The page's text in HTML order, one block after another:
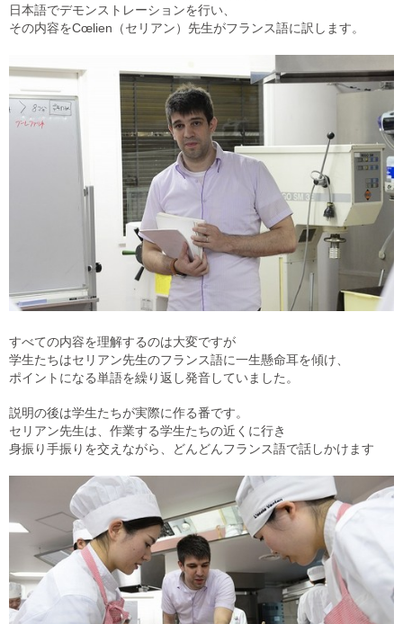
日本語でデモンストレーションを行い、
その内容をCœlien（セリアン）先生がフランス語に訳します。
すべての内容を理解するのは大変ですが
学生たちはセリアン先生のフランス語に一生懸命耳を傾け、
ポイントになる単語を繰り返し発音していました。
説明の後は学生たちが実際に作る番です。
セリアン先生は、作業する学生たちの近くに行き
身振り手振りを交えながら、どんどんフランス語で話しかけます